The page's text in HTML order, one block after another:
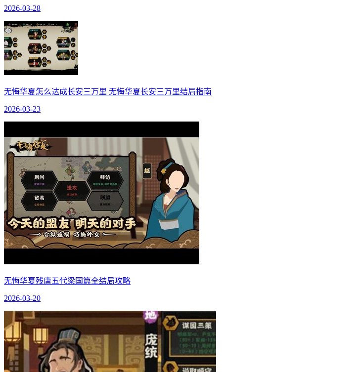
2026-03-28
无悔华夏怎么达成长安三万里 无悔华夏长安三万里结局指南
2026-03-23
无悔华夏残唐五代梁国篇全结局攻略
2026-03-20